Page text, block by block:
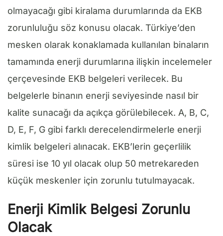
olmayacağı gibi kiralama durumlarında da EKB
zorunluluğu söz konusu olacak. Türkiye’den
mesken olarak konaklamada kullanılan binaların
tamamında enerji durumlarına ilişkin incelemeler
çerçevesinde EKB belgeleri verilecek. Bu
belgelerle binanın enerji seviyesinde nasıl bir
kalite sunacağı da açıkça görülebilecek. A, B, C,
D, E, F, G gibi farklı derecelendirmelerle enerji
kimlik belgeleri alınacak. EKB’lerin geçerlilik
süresi ise 10 yıl olacak olup 50 metrekareden
küçük meskenler için zorunlu tutulmayacak.
Enerji Kimlik Belgesi Zorunlu
Olacak